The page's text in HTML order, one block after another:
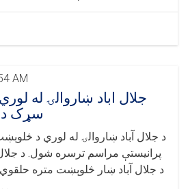
AM
جلال اباد ښاروالۍ له
سړک د
د جلال آباد ښاروالۍ له لوري د
پرانیستې مراسم ترسره شول. د جلال
د جلال آباد ښار څلوېښت متره
ملا محمد